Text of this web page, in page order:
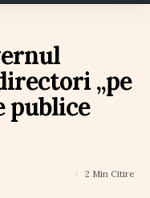
„pe
publice
2 Min Citire